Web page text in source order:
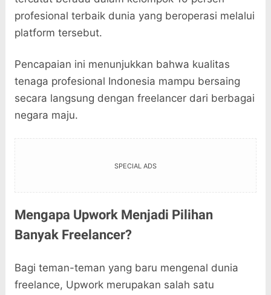
profesional terbaik dunia yang beroperasi melalui
platform tersebut.
Pencapaian ini menunjukkan bahwa kualitas
tenaga profesional Indonesia mampu bersaing
secara langsung dengan freelancer dari berbagai
negara maju.
SPECIAL ADS
Mengapa Upwork Menjadi Pilihan
Banyak Freelancer?
Bagi teman-teman yang baru mengenal dunia
freelance, Upwork merupakan salah satu